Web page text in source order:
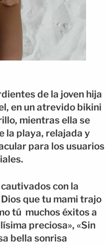
de la joven hija
en un atrevido bikini
mientras ella se
la playa, relajada y
para los usuarios
con la
que tu mami trajo
tú muchos éxitos a
preciosa», «Sin
bella sonrisa